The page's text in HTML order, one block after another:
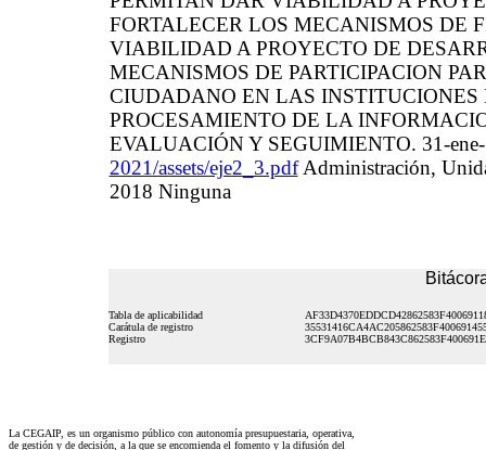
FORTALECER LOS MECANISMOS DE
VIABILIDAD A PROYECTO DE
MECANISMOS DE PARTICIPACION
CIUDADANO EN LAS
PROCESAMIENTO DE LA
EVALUACIÓN Y SEGUIMIENTO. 31-
2021/assets/eje2_3.pdfAdministración,
2018 Ninguna
Tabla de aplicabilidad
Carátula de registro
Registro
La CEGAIP, es un organismo público con autonomía presupuestaria, operativa,
de gestión y de decisión, a la que se encomienda el fomento y la difusión del